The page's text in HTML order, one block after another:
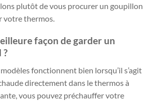
plutôt de vous procurer un goupillon
votre thermos.
façon de garder un
?
fonctionnent bien lorsqu’il s’agit
directement dans le thermos à
vous pouvez préchauffer votre